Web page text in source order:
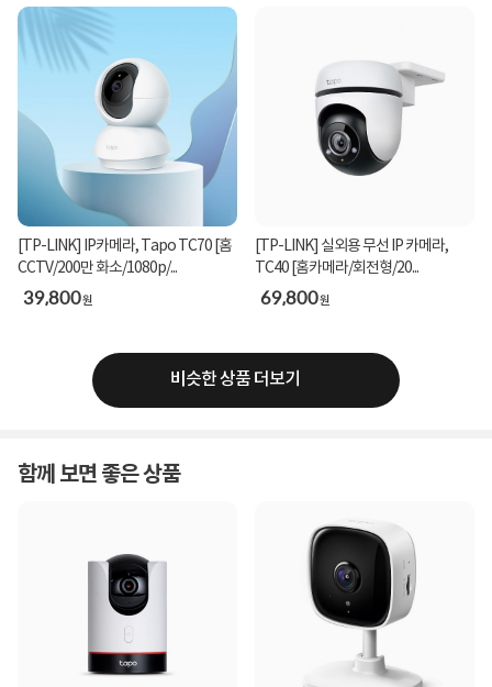
[TP-LINK] IP카메라, Tapo TC70 [홈
CCTV/200만 화소/1080p/...
39,800원
[TP-LINK] 실외용 무선 IP 카메라,
TC40 [홈카메라/회전형/20...
69,800원
비슷한 상품 더보기
함께 보면 좋은 상품